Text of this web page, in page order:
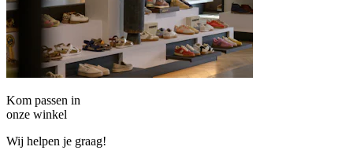
Kom passen in
onze winkel
Wij helpen je graag!